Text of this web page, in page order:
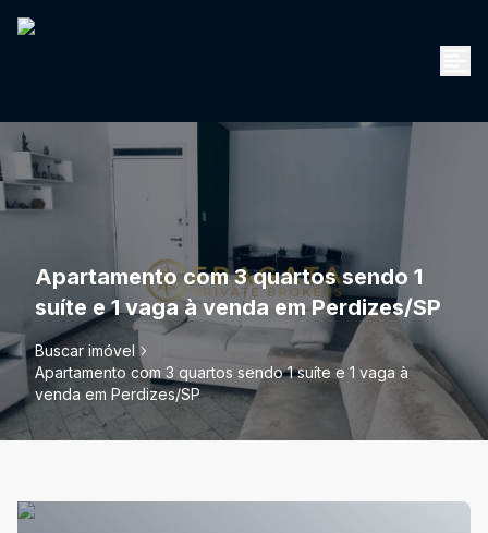
Apartamento com 3 quartos sendo 1
suíte e 1 vaga à venda em Perdizes/SP
Buscar imóvel
Apartamento com 3 quartos sendo 1 suíte e 1 vaga à
venda em Perdizes/SP